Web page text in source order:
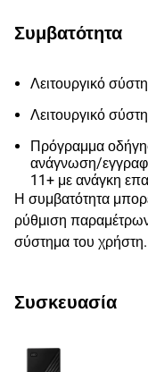
Συμβατότητα
Λειτουργικό
Λειτουργικό
Πρόγραμμα
ανάγνωση/
11+ με ανάγκη
Η συμβατότητα
ρύθμιση παραμέτρων
σύστημα του χρήστη.
Συσκευασία